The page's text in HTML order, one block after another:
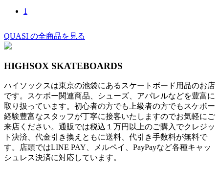
1
QUASI の全商品を見る
HIGHSOX SKATEBOARDS
ハイソックスは東京の池袋にあるスケートボード用品のお店
です。スケボー関連商品、シューズ、アパレルなどを豊富に
取り扱っています。初心者の方でも上級者の方でもスケボー
経験豊富なスタッフが丁寧に接客いたしますのでお気軽にご
来店ください。通販では税込１万円以上のご購入でクレジッ
ト決済、代金引き換えともに送料、代引き手数料が無料で
す。店頭ではLINE PAY、メルペイ、PayPayなど各種キャッ
シュレス決済に対応しています。